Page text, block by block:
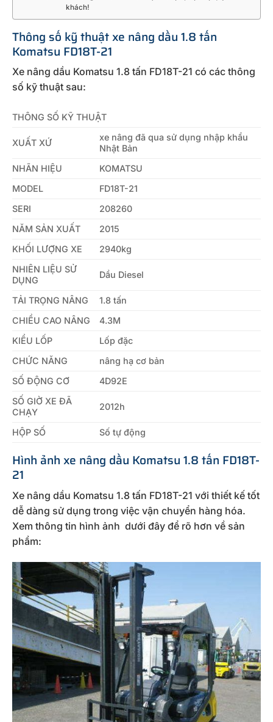
khách!
Thông số kỹ thuật xe nâng dầu 1.8 tấn
Komatsu FD18T-21
Xe nâng dầu Komatsu 1.8 tấn FD18T-21 có các thông
số kỹ thuật sau:
THÔNG SỐ KỸ THUẬT
XUẤT XỨ
xe nâng đã qua sử dụng nhập khẩu
Nhật Bản
NHÃN HIỆU
KOMATSU
MODEL
FD18T-21
SERI
208260
NĂM SẢN XUẤT
2015
KHỐI LƯỢNG XE
2940kg
NHIÊN LIỆU SỬ
DỤNG
Dầu Diesel
TẢI TRỌNG NÂNG
1.8 tấn
CHIỀU CAO NÂNG
4.3M
KIỂU LỐP
Lốp đặc
CHỨC NĂNG
nâng hạ cơ bản
SỐ ĐỘNG CƠ
4D92E
SỐ GIỜ XE ĐÃ
CHẠY
2012h
HỘP SỐ Số tự động
Hình ảnh xe nâng dầu Komatsu 1.8 tấn FD18T-
21
Xe nâng dầu Komatsu 1.8 tấn FD18T-21 với thiết kế tốt
dễ dàng sử dụng trong việc vận chuyển hàng hóa.
Xem thông tin hình ảnh dưới đây để rõ hơn về sản
phẩm: